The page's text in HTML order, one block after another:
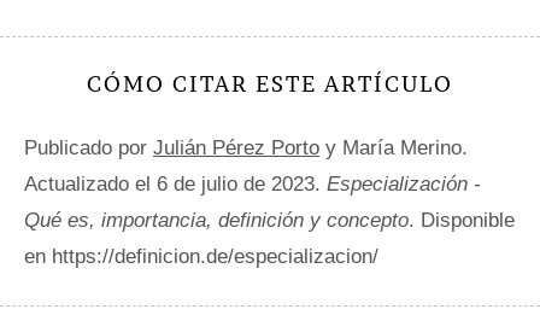
CÓMO CITAR ESTE ARTÍCULO
Publicado por Julián Pérez Porto y María Merino.
Actualizado el 6 de julio de 2023. Especialización -
Qué es, importancia, definición y concepto. Disponible
en https://definicion.de/especializacion/